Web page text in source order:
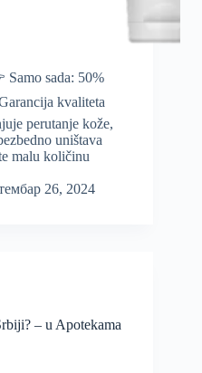
sada: 50%
kvaliteta
perutanje kože,
uništava
malu količinu
26, 2024
– u Apotekama